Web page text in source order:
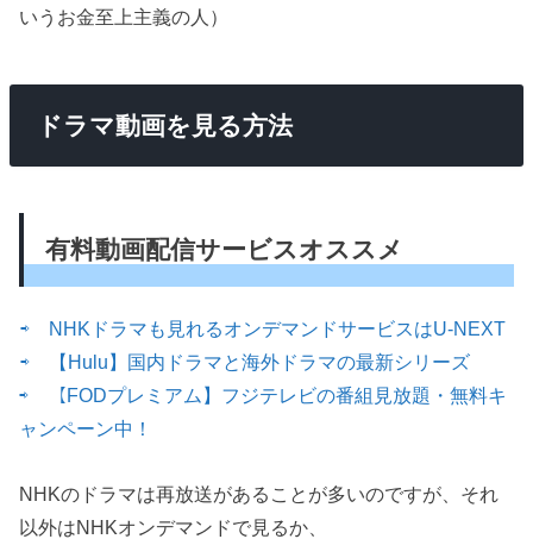
いうお金至上主義の人）
ドラマ動画を見る方法
有料動画配信サービスオススメ
⇨ NHKドラマも見れるオンデマンドサービスはU-NEXT
⇨ 【Hulu】国内ドラマと海外ドラマの最新シリーズ
⇨ 【FODプレミアム】フジテレビの番組見放題・無料キ
ャンペーン中！
NHKのドラマは再放送があることが多いのですが、それ
以外はNHKオンデマンドで見るか、